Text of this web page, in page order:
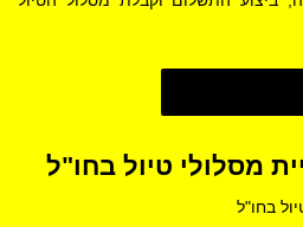
מסלולי טיול בחו"ל